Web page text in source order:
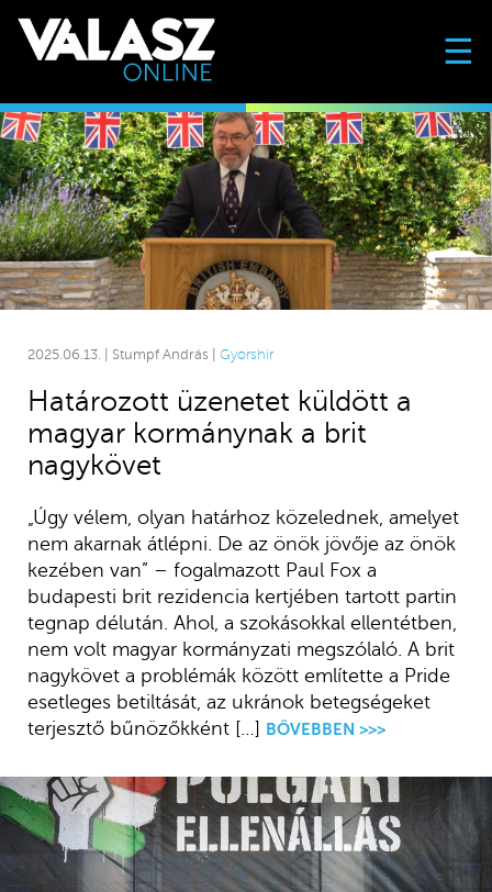
☰
2025.06.13. | Stumpf András | Gyorshír
Határozott üzenetet küldött a
magyar kormánynak a brit
nagykövet
„Úgy vélem, olyan határhoz közelednek, amelyet
nem akarnak átlépni. De az önök jövője az önök
kezében van” – fogalmazott Paul Fox a
budapesti brit rezidencia kertjében tartott partin
tegnap délután. Ahol, a szokásokkal ellentétben,
nem volt magyar kormányzati megszólaló. A brit
nagykövet a problémák között említette a Pride
esetleges betiltását, az ukránok betegségeket
terjesztő bűnözőkként […]
BŐVEBBEN >>>